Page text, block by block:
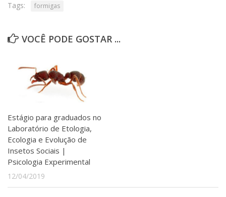
Tags: formigas
VOCÊ PODE GOSTAR ...
Estágio para graduados no
Laboratório de Etologia,
Ecologia e Evolução de
Insetos Sociais |
Psicologia Experimental
12/04/2019